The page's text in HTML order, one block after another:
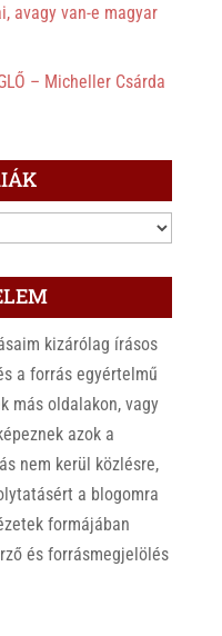
avagy van-e magyar
– Micheller Csárda
kizárólag írásos
a forrás egyértelmű
más oldalakon, vagy
azok a
nem kerül közlésre,
a blogomra
formájában
és forrásmegjelölés